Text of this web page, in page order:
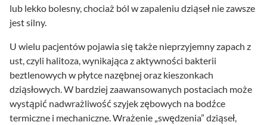
lub lekko bolesny, chociaż ból w zapaleniu dziąseł nie zawsze
jest silny.
U wielu pacjentów pojawia się także nieprzyjemny zapach z
ust, czyli halitoza, wynikająca z aktywności bakterii
beztlenowych w płytce nazębnej oraz kieszonkach
dziąsłowych. W bardziej zaawansowanych postaciach może
wystąpić nadwrażliwość szyjek zębowych na bodźce
termiczne i mechaniczne. Wrażenie „swędzenia” dziąseł,